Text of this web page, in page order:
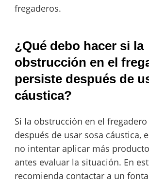
fregaderos.
¿Qué debo hacer si la
obstrucción en el
persiste después de
cáustica?
Si la obstrucción en el
después de usar sosa cáustica,
no intentar aplicar más
antes evaluar la situación. En
recomienda contactar a un